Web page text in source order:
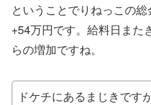
ということでりねっこの
+54万円です。給料日また
らの増加ですね。
ドケチにあるまじきです